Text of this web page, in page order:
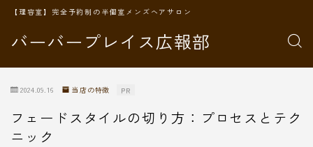
バーバープレイス広報部
【理容室】完全予約制の半個室メンズヘアサロン
2024.09.16 当店の特徴 PR
フェードスタイルの切り方：プロセスとテク
ニック